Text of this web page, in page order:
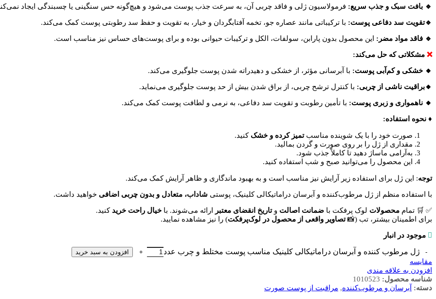
🔹 بافت سبک و جذب سریع: فرمولاسیون ژلی و فاقد چربی آن، به سرعت جذب پوست می‌شود و هیچ‌گونه حس سنگینی یا چسبندگی ایجاد
🔹تقویت سد دفاعی پوست: با ترکیباتی مانند عصاره جو، تخمه آفتابگردان و خیار، به تقویت و حفظ سد رطوبتی پوست کمک می‌کند.​
🔹 فاقد مواد مضر: این محصول بدون پارابن، سولفات، الکل و ترکیبات حیوانی بوده و برای پوست‌های حساس نیز مناسب است.​
❌ مشکلاتی که حل می‌کند:
🔸 خشکی و کم‌آبی پوست: با آبرسانی مؤثر، از خشکی و دهیدراته شدن پوست جلوگیری می‌کند.​
🔸براقیت ناشی از چربی: با کنترل ترشح چربی، از براق شدن بیش از حد پوست جلوگیری می‌نماید.​
🔸 ناهمواری و زبری پوست: با تأمین رطوبت و تقویت سد دفاعی، به نرمی و لطافت پوست کمک می‌کند.​
♦️ نحوه استفاده:
صورت خود را با یک شوینده مناسب تمیز کرده و خشک کنید.​
مقداری از ژل را بر روی صورت و گردن بمالید.​
به‌آرامی ماساژ دهید تا کاملاً جذب شود.​
این محصول را می‌توانید صبح و شب استفاده کنید.​
توجه: این ژل برای استفاده زیر آرایش نیز مناسب است و به بهبود ماندگاری و ظاهر آرایش کمک می‌کند.​
با استفاده منظم از ژل مرطوب‌کننده و آبرسان دراماتیکالی کلینیک، پوستی شاداب، متعادل و بدون چربی اضافی خواهید داشت.​
✅
🛒 تمام محصولات لوک پرفکت با ضمانت اصالت وتاریخ انقضای معتبر ارائه می‌شوند. با خیال راحت خرید کنید.
برای اطمینان بیشتر، تب (📸تصاویر واقعی از محصول در لوک‌پرفکت) را نیز مشاهده نمایید.
موجود در انبار
ژل مرطوب کننده و آبرسان دراماتیکالی کلینیک مناسب پوست مختلط و چرب عدد افزودن به سبد خرید
مقایسه
افزودن به علاقه مندی
شناسه محصول: 1010523
دسته:
آبرسان و مرطوب‌کننده, مراقبت از پوست صورت